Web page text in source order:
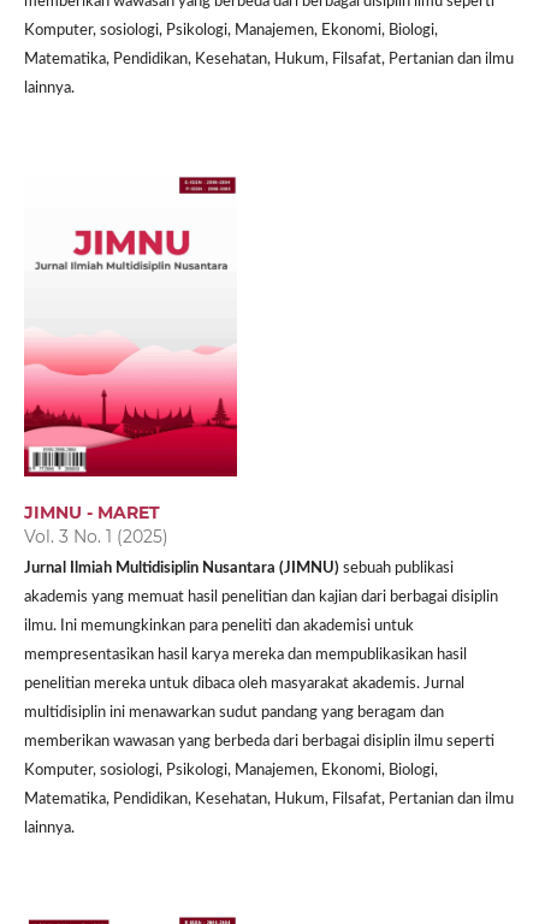
Komputer, sosiologi, Psikologi, Manajemen, Ekonomi, Biologi,
Matematika, Pendidikan, Kesehatan, Hukum, Filsafat, Pertanian dan ilmu
lainnya.
JIMNU - MARET
Vol. 3 No. 1 (2025)
Jurnal Ilmiah Multidisiplin Nusantara (JIMNU) sebuah publikasi
akademis yang memuat hasil penelitian dan kajian dari berbagai disiplin
ilmu. Ini memungkinkan para peneliti dan akademisi untuk
mempresentasikan hasil karya mereka dan mempublikasikan hasil
penelitian mereka untuk dibaca oleh masyarakat akademis. Jurnal
multidisiplin ini menawarkan sudut pandang yang beragam dan
memberikan wawasan yang berbeda dari berbagai disiplin ilmu seperti
Komputer, sosiologi, Psikologi, Manajemen, Ekonomi, Biologi,
Matematika, Pendidikan, Kesehatan, Hukum, Filsafat, Pertanian dan ilmu
lainnya.